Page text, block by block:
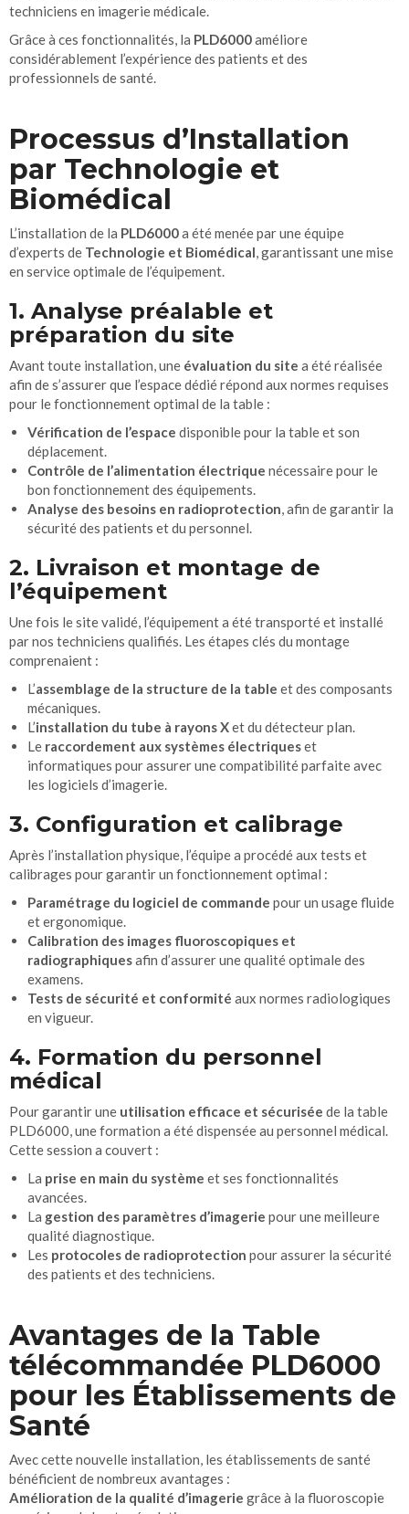
techniciens en imagerie médicale.
Grâce à ces fonctionnalités, la PLD6000améliore
considérablement l’expérience des patients et des
professionnels de santé.
Processus d’Installation
par Technologie et
Biomédical
L’installation de la PLD6000a été menée par une équipe
d’experts de Technologie et Biomédical, garantissant une mise
en service optimale de l’équipement.
1. Analyse préalable et
préparation du site
Avant toute installation, une évaluation du site a été réalisée
afin de s’assurer que l’espace dédié répond aux normes requises
pour le fonctionnement optimal de la table :
Vérification de l’espace disponible pour la table et son
déplacement.
Contrôle de l’alimentation électrique nécessaire pour le
bon fonctionnement des équipements.
Analyse des besoins en radioprotection, afin de garantir la
sécurité des patients et du personnel.
2. Livraison et montage de
l’équipement
Une fois le site validé, l’équipement a été transporté et installé
par nos techniciens qualifiés. Les étapes clés du montage
comprenaient :
L’assemblage de la structure de la table et des composants
mécaniques.
L’installation du tube à rayons Xet du détecteur plan.
Le raccordement aux systèmes électriqueset
informatiques pour assurer une compatibilité parfaite avec
les logiciels d’imagerie.
3. Configuration et calibrage
Après l’installation physique, l’équipe a procédé aux tests et
calibrages pour garantir un fonctionnement optimal :
Paramétrage du logiciel de commande pour un usage fluide
et ergonomique.
Calibration des images fluoroscopiques et
radiographiquesafin d’assurer une qualité optimale des
examens.
Tests de sécurité et conformité aux normes radiologiques
en vigueur.
4. Formation du personnel
médical
Pour garantir une utilisation efficace et sécurisée de la table
PLD6000, une formation a été dispensée au personnel médical.
Cette session a couvert :
La prise en main du système et ses fonctionnalités
avancées.
La gestion des paramètres d’imagerie pour une meilleure
qualité diagnostique.
Les protocoles de radioprotection pour assurer la sécurité
des patients et des techniciens.
Avantages de la Table
télécommandée PLD6000
pour les Établissements de
Santé
Avec cette nouvelle installation, les établissements de santé
bénéficient de nombreux avantages :
Amélioration de la qualité d’imagerie grâce à la fluoroscopie